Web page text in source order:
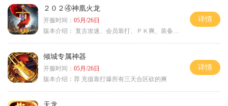
２０２④神凰火龙
开服时间： 05月/26日
版本介绍： 复古攻速、会员靠打、ＰＫ爽、装备全爆
详情
倾城专属神器
开服时间： 05月/26日
版本介绍： 荐 充值靠打爆所有三天合区砍的爽
详情